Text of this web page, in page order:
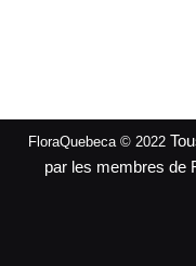
FloraQuebeca © 2022
par les membres de